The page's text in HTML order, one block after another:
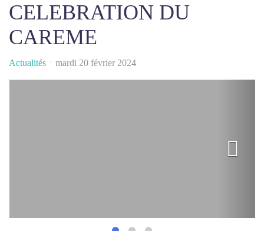
CELEBRATION DU
CAREME
Actualités mardi 20 février 2024